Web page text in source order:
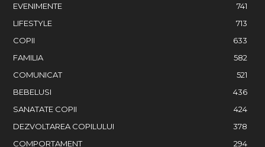
EVENIMENTE
741
LIFESTYLE
713
COPII
633
FAMILIA
582
COMUNICAT
521
BEBELUSI
436
SANATATE COPII
424
DEZVOLTAREA COPILULUI
378
COMPORTAMENT
294